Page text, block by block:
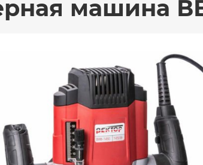
машина